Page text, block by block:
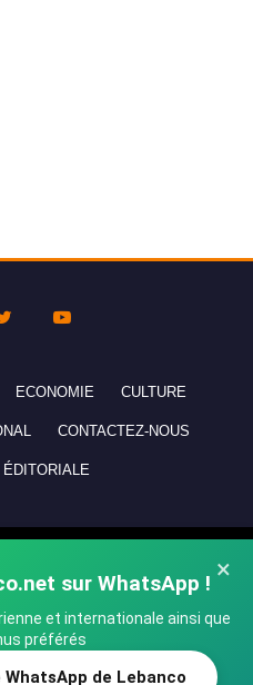
×
sur WhatsApp !
et internationale ainsi que
préférés
de Lebanco
ECONOMIE CULTURE
CONTACTEZ-NOUS
ÉDITORIALE
reserved.